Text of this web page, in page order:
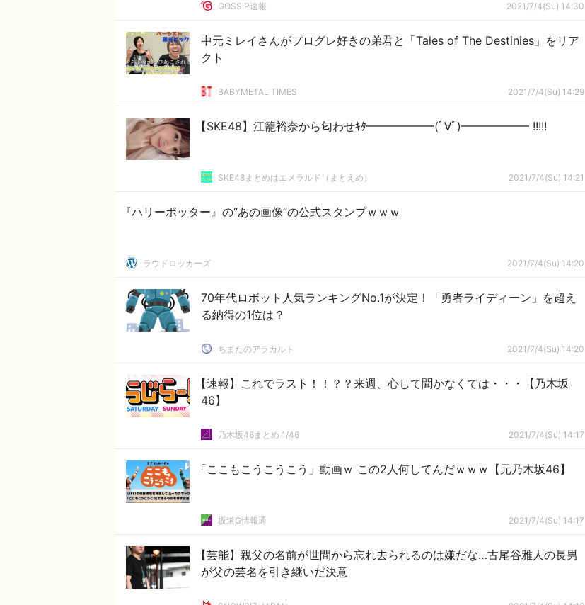
GOSSIP速報 2021/7/4(Su) 14:30
中元ミレイさんがプログレ好きの弟君と「Tales of The Destinies」をリア
クト
BABYMETAL TIMES 2021/7/4(Su) 14:29
【SKE48】江籠裕奈から匂わせｷﾀ━━━━━━(ﾟ∀ﾟ)━━━━━━ !!!!!
SKE48まとめはエメラルド（まとえめ） 2021/7/4(Su) 14:21
『ハリーポッター』の“あの画像”の公式スタンプｗｗｗ
ラウドロッカーズ 2021/7/4(Su) 14:20
70年代ロボット人気ランキングNo.1が決定！「勇者ライディーン」を超え
る納得の1位は？
ちまたのアラカルト 2021/7/4(Su) 14:20
【速報】これでラスト！！？？来週、心して聞かなくては・・・【乃木坂
46】
乃木坂46まとめ 1/46 2021/7/4(Su) 14:17
「ここもこうこうこう」動画ｗ この2人何してんだｗｗｗ【元乃木坂46】
坂道G情報通 2021/7/4(Su) 14:17
【芸能】親父の名前が世間から忘れ去られるのは嫌だな…古尾谷雅人の長男
が父の芸名を引き継いだ決意